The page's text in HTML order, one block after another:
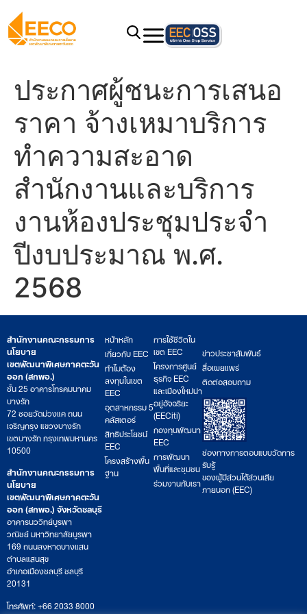
ประกาศผู้ชนะการเสนอ
ราคา จ้างเหมาบริการ
ทำความสะอาด
สำนักงานและบริการ
งานห้องประชุมประจำ
ปีงบประมาณ พ.ศ.
2568
สำนักงานคณะกรรมการ
นโยบาย
เขตพัฒนาพิเศษภาคตะวัน
ออก (สกพอ.)
ชั้น 25 อาคารโทรคมนาคม
บางรัก
72 ซอยวัดม่วงแค ถนน
เจริญกรุง แขวงบางรัก
เขตบางรัก กรุงเทพมหานคร
10500
สำนักงานคณะกรรมการ
นโยบาย
เขตพัฒนาพิเศษภาคตะวัน
ออก (สกพอ.) จังหวัดชลบุรี
อาคารนววิทย์บูรพา
วณิชย์ มหาวิทยาลัยบูรพา
169 ถนนลงหาดบางแสน
ตำบลแสนสุข
อำเภอเมืองชลบุรี ชลบุรี
20131
โทรศัพท์: +66 2033 8000
หน้าหลัก
เกี่ยวกับ EEC
ทำไมต้อง
ลงทุนในเขต
EEC
อุตสาหกรรม 5
คลัสเตอร์
สิทธิประโยชน์
EEC
โครงสร้างพื้น
ฐาน
การใช้ชีวิตใน
เขต EEC
โครงการศูนย์
ธุรกิจ EEC
และเมืองใหม่น่า
อยู่อัจฉริยะ
(EECiti)
กองทุนพัฒนา
EEC
การพัฒนา
พื้นที่และชุมชน
ร่วมงานกับเรา
ข่าวประชาสัมพันธ์
สื่อเผยแพร่
ติดต่อสอบถาม
ช่องทางการตอบแบบวัดการ
รับรู้
ของผู้มีส่วนได้ส่วนเสีย
ภายนอก (EEC)